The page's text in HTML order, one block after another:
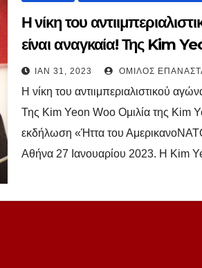
Η νίκη του
είναι αναγκαία! Της Kim
ΙΑΝ 31, 2023 ΌΜΙΛΟΣ
Η νίκη του αντιιμπεριαλιστικού
Της Kim Yeon Woo Ομιλία της Kim
εκδήλωση «Ήττα του
Αθήνα 27 Ιανουαρίου 2023. Η Kim